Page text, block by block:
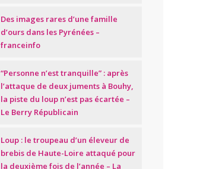
Des images rares d’une famille
d’ours dans les Pyrénées –
franceinfo
“Personne n’est tranquille” : après
l’attaque de deux juments à Bouhy,
la piste du loup n’est pas écartée –
Le Berry Républicain
Loup : le troupeau d’un éleveur de
brebis de Haute-Loire attaqué pour
la deuxième fois de l’année – La